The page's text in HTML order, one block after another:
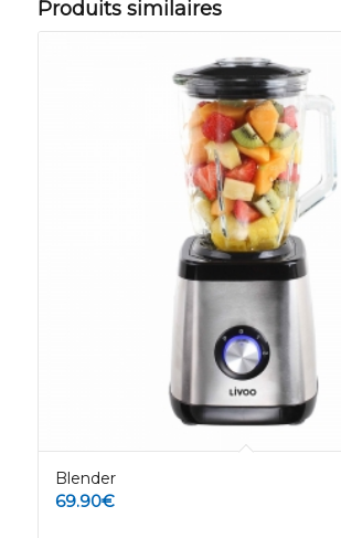
Produits similaires
Blender
69.90€